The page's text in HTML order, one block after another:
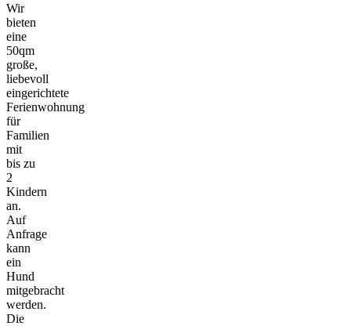
Wir
bieten
eine
50qm
große,
liebevoll
eingerichtete
Ferienwohnung
für
Familien
mit
bis zu
2
Kindern
an.
Auf
Anfrage
kann
ein
Hund
mitgebracht
werden.
Die